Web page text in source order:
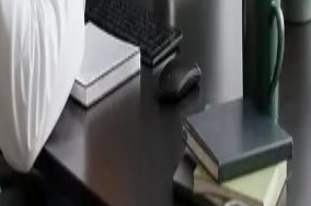
Ver perfiles
Conecta con especialistas con
Médicos colegiados para ejercer